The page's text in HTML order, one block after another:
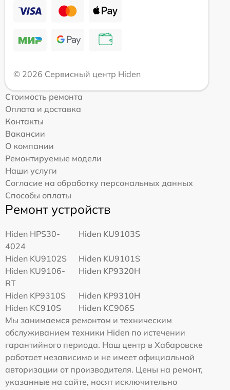
© 2026 Сервисный центр Hiden
Стоимость ремонта
Оплата и доставка
Контакты
Вакансии
О компании
Ремонтируемые модели
Наши услуги
Согласие на обработку персональных данных
Способы оплаты
Ремонт устройств
Hiden HPS30-
4024
Hiden KU9103S
Hiden KU9102S
Hiden KU9101S
Hiden KU9106-
RT
Hiden KP9320H
Hiden KP9310S
Hiden KP9310H
Hiden KC910S
Hiden KC906S
Мы занимаемся ремонтом и техническим
обслуживанием техники Hiden по истечении
гарантийного периода. Наш центр в Хабаровске
работает независимо и не имеет официальной
авторизации от производителя. Цены на ремонт,
указанные на сайте, носят исключительно